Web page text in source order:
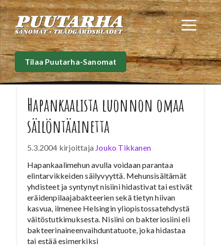
Siirry
sisältöön
Tilaa Puutarha-Sanomat
Hapankaalista luonnon omaa
säilöntäainetta
5.3.2004 kirjoittaja Jouko Tikkanen
Hapankaalimehun avulla voidaan parantaa
elintarvikkeiden säilyvyyttä. Mehunsisältämät
yhdisteet ja syntynyt nisiini hidastivat tai estivät
eräidenpilaajabakteerien sekä tietyn hiivan
kasvua, ilmenee Helsingin yliopistossatehdystä
väitöstutkimuksesta. Nisiini on bakteriosiini eli
bakteerinaineenvaihduntatuote, joka hidastaa
tai estää esimerkiksi